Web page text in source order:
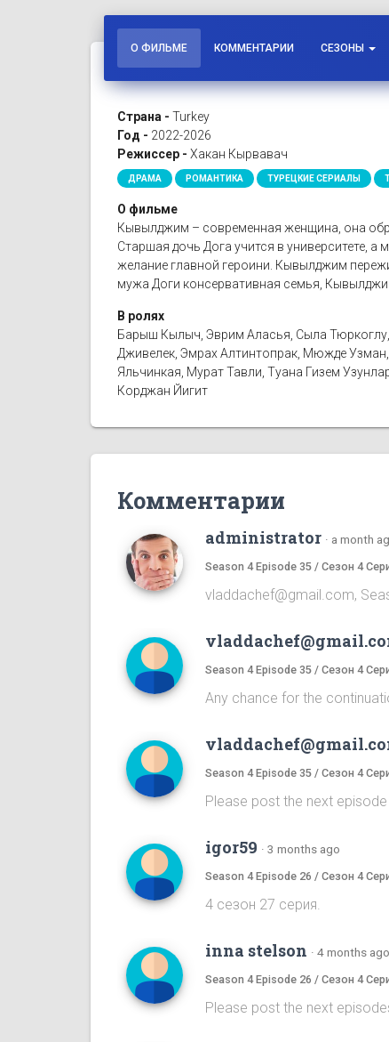
О ФИЛЬМЕ КОММЕНТАРИИ СЕЗОНЫ
Страна - Turkey
Год - 2022-2026
Режиссер - Хакан Кырвавач
ДРАМА РОМАНТИКА ТУРЕЦКИЕ СЕРИАЛЫ
О фильме
Кывылджим – современная женщина, она
Старшая дочь Дога учится в университете,
желание главной героини. Кывылджим
мужа Доги консервативная семья,
В ролях
Барыш Кылыч, Эврим Аласья, Сыла Тюркоглу,
Дживелек, Эмрах Алтинтопрак, Мюжде
Яльчинкая, Мурат Тавли, Туана Гизем
Корджан Йигит
Комментарии
administrator · a month
Season 4 Episode 35 / Сезон 4
vladdachef@gmail.com,
Season 4 Episode 35 / Сезон 4
Any chance for the
Season 4 Episode 35 / Сезон 4
Please post the next episode
igor59 · 3 months ago
Season 4 Episode 26 / Сезон 4
4 сезон 27 серия.
inna stelson · 4 months ago
Season 4 Episode 26 / Сезон 4
Please post the next